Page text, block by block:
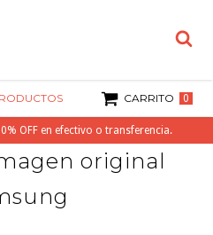
CARRITO 0
OFF en efectivo o transferencia.
original